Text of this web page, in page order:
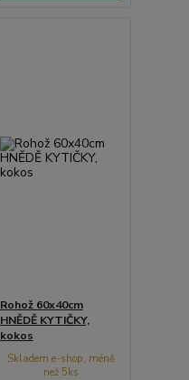
Rohož 60x40cm
HNĚDĚ KYTIČKY,
kokos
Skladem e-shop, méně
než 5ks